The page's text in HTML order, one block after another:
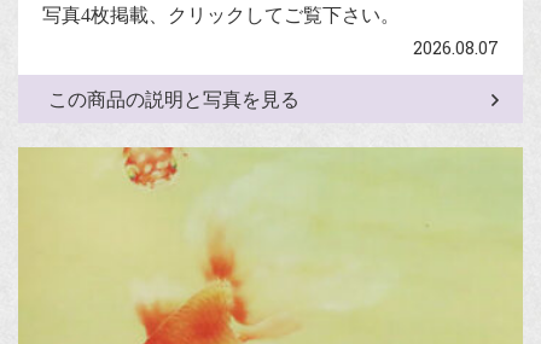
写真4枚掲載、クリックしてご覧下さい。
2026.08.07
この商品の説明と写真を見る